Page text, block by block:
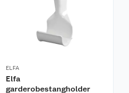
ELFA
Elfa
garderobestangholder